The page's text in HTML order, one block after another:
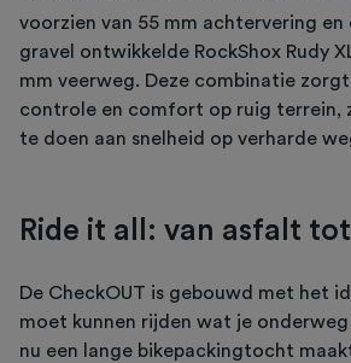
voorzien van 55 mm achtervering en
gravel ontwikkelde RockShox Rudy
mm veerweg. Deze combinatie
controle en comfort op ruig terrein,
te doen aan snelheid op verharde
Ride it all: van asfalt
De CheckOUT is gebouwd met het
moet kunnen rijden wat je
nu een lange bikepackingtocht